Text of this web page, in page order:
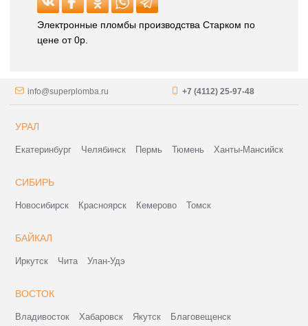
Электронные пломбы производства Старком по
цене от 0р.
info@superplomba.ru +7 (4112) 25-97-48
УРАЛ
Екатеринбург Челябинск Пермь Тюмень Ханты-Мансийск
СИБИРЬ
Новосибирск Красноярск Кемерово Томск
БАЙКАЛ
Иркутск Чита Улан-Удэ
ВОСТОК
Владивосток Хабаровск Якутск
Благовещенск